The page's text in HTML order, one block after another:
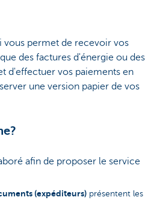
vous permet de recevoir vos
des factures d'énergie ou des
d'effectuer vos paiements en
une version papier de vos
afin de proposer le service
(expéditeurs) présentent les